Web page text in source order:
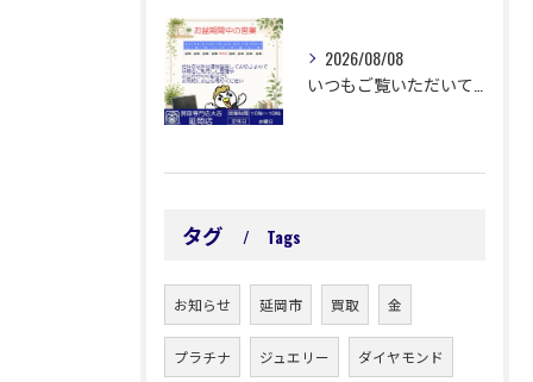
2026/08/08
タグ Tags
お知らせ 延岡市 買取 金
プラチナ ジュエリー ダイヤモンド